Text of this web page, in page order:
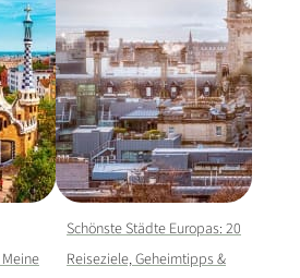
Schönste Städte Europas: 20
Reiseziele, Geheimtipps &